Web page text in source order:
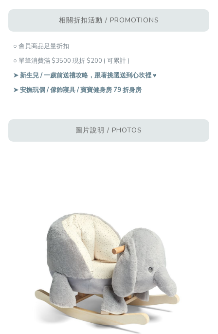
相關折扣活動 / PROMOTIONS
○ 會員商品足量折扣
○ 單筆消費滿 $3500 現折 $200 ( 可累計 )
➤ 新生兒 / 一歲前送禮攻略，跟著挑選送到心坎裡 ♥︎
➤ 安撫玩偶 / 傢飾寢具 / 寶寶健身房 79 折身房
圖片說明 / PHOTOS